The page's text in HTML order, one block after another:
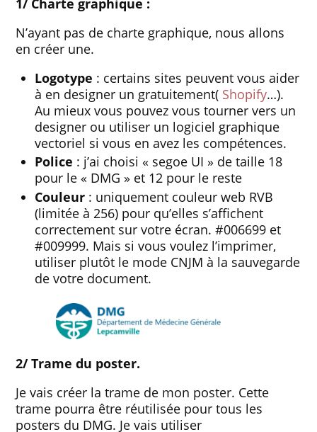
1/ Charte graphique :
N’ayant pas de charte graphique, nous allons
en créer une.
Logotype : certains sites peuvent vous aider
à en designer un gratuitement( Shopify…).
Au mieux vous pouvez vous tourner vers un
designer ou utiliser un logiciel graphique
vectoriel si vous en avez les compétences.
Police : j’ai choisi « segoe UI » de taille 18
pour le « DMG » et 12 pour le reste
Couleur : uniquement couleur web RVB
(limitée à 256) pour qu’elles s’affichent
correctement sur votre écran. #006699 et
#009999. Mais si vous voulez l’imprimer,
utiliser plutôt le mode CNJM à la sauvegarde
de votre document.
2/ Trame du poster.
Je vais créer la trame de mon poster. Cette
trame pourra être réutilisée pour tous les
posters du DMG. Je vais utiliser